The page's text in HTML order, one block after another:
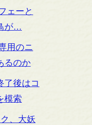
ェーと
が…
用のニ
るのか
了後はコ
模索
、大妖